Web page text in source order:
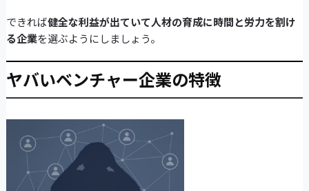
できれば健全な利益が出ていて人材の育成に時間と労力を割け
る企業を選ぶようにしましょう。
ヤバいベンチャー企業の特徴